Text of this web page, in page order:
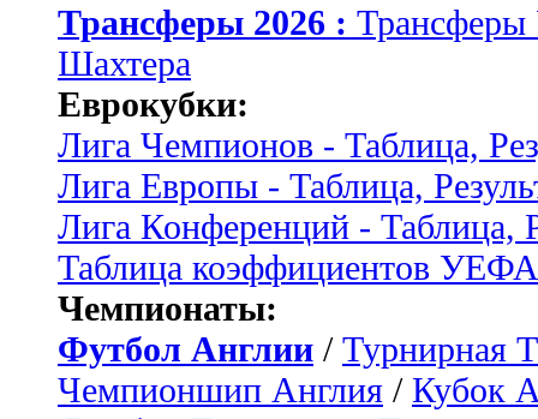
Трансферы 2026 :
Шахтера
Еврокубки:
Лига Чемпионов - Таблица,
Лига Европы - Таблица,
Лига Конференций - Таблица,
Таблица коэффициентов УЕФА
Чемпионаты:
Футбол Англии / Турнирная
Чемпионшип Англия / Кубок